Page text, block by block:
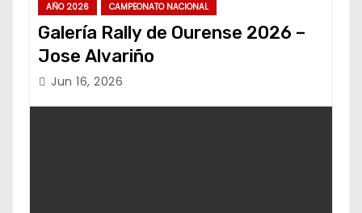
AÑO 2026 CAMPEONATO NACIONAL
Galería Rally de Ourense 2026 –
Jose Alvariño
Jun 16, 2026